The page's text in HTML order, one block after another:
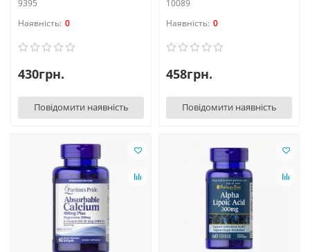
Softgels
9395
0
430грн.
Повідомити наявність
Softgels
10089
0
458грн.
Повідомити наявність